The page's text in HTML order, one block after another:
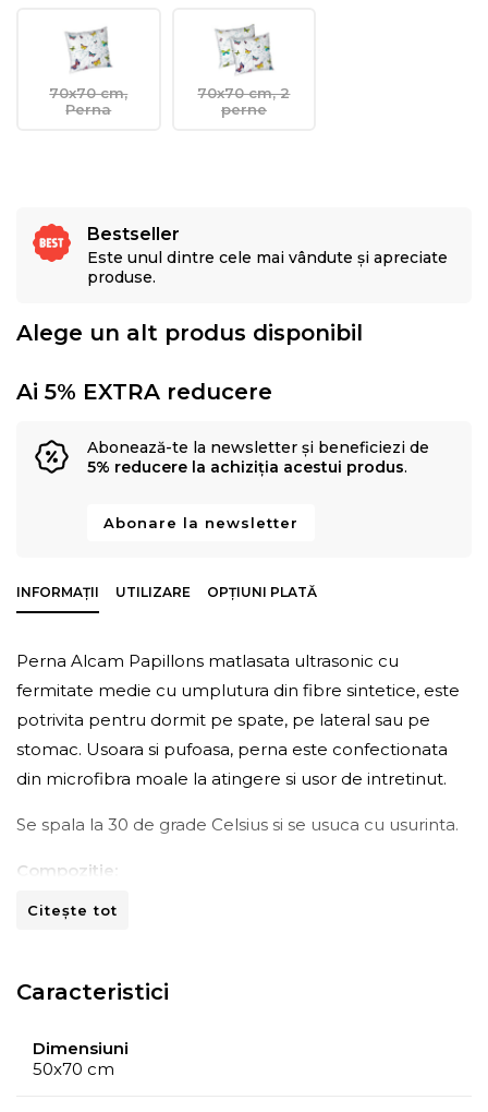
70x70 cm,
Perna
70x70 cm, 2
perne
Bestseller
Este unul dintre cele mai vândute și apreciate
produse.
Alege un alt produs disponibil
Ai 5% EXTRA reducere
Abonează-te la newsletter și beneficiezi de
5% reducere la achiziția acestui produs.
Abonare la newsletter
INFORMAȚII UTILIZARE OPȚIUNI PLATĂ
Perna Alcam Papillons matlasata ultrasonic cu
fermitate medie cu umplutura din fibre sintetice, este
potrivita pentru dormit pe spate, pe lateral sau pe
stomac. Usoara si pufoasa, perna este confectionata
din microfibra moale la atingere si usor de intretinut.
Se spala la 30 de grade Celsius si se usuca cu usurinta.
Compozitie:
Citește tot
Caracteristici
Dimensiuni
50x70 cm